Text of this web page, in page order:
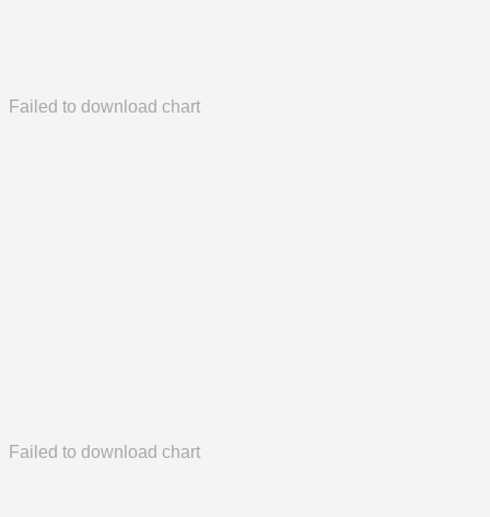
Failed to download chart
Failed to download chart